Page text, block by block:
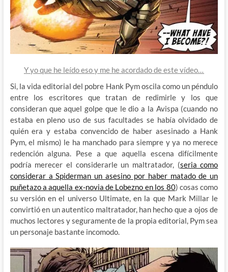
Y yo que he leído eso y me he acordado de este vídeo…
Si, la vida editorial del pobre Hank Pym oscila como un péndulo
entre los escritores que tratan de redimirle y los que
consideran que aquel golpe que le dio a la Avispa (cuando no
estaba en pleno uso de sus facultades se había olvidado de
quién era y estaba convencido de haber asesinado a Hank
Pym, el mismo) le ha manchado para siempre y ya no merece
redención alguna. Pese a que aquella escena difícilmente
podría merecer el considerarle un maltratador, (seria como
considerar a Spiderman un asesino por haber matado de un
puñetazo a aquella ex-novia de Lobezno en los 80) cosas como
su versión en el universo Ultimate, en la que Mark Millar le
convirtió en un autentico maltratador, han hecho que a ojos de
muchos lectores y seguramente de la propia editorial, Pym sea
un personaje bastante incomodo.